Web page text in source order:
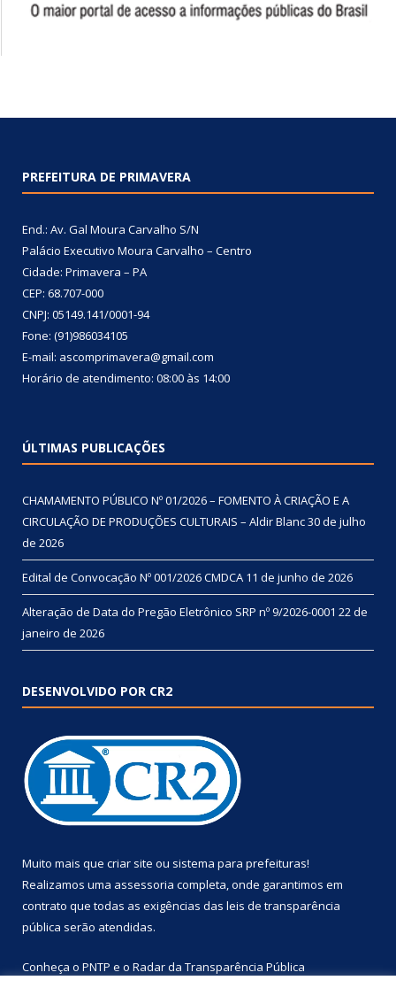
PREFEITURA DE PRIMAVERA
End.: Av. Gal Moura Carvalho S/N
Palácio Executivo Moura Carvalho – Centro
Cidade: Primavera – PA
CEP: 68.707-000
CNPJ: 05149.141/0001-94
Fone: (91)986034105
E-mail: ascomprimavera@gmail.com
Horário de atendimento: 08:00 às 14:00
ÚLTIMAS PUBLICAÇÕES
CHAMAMENTO PÚBLICO Nº 01/2026 – FOMENTO À CRIAÇÃO E A
CIRCULAÇÃO DE PRODUÇÕES CULTURAIS – Aldir Blanc30 de julho
de 2026
Edital de Convocação Nº 001/2026 CMDCA 11 de junho de 2026
Alteração de Data do Pregão Eletrônico SRP nº 9/2026-0001 22 de
janeiro de 2026
DESENVOLVIDO POR CR2
Muito mais que criar site ou sistema para prefeituras!
Realizamos uma assessoria completa, onde garantimos em
contrato que todas as exigências das leis de transparência
pública serão atendidas.
Conheça o PNTP e o Radar da Transparência Pública